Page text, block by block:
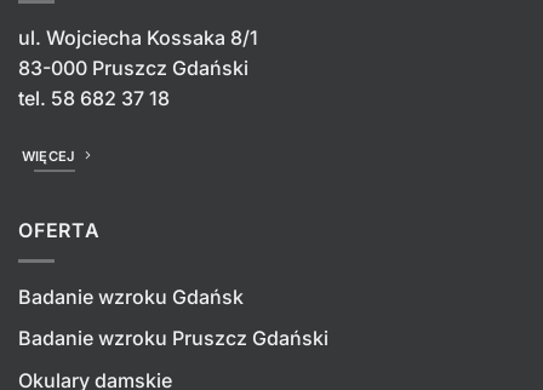
ul. Wojciecha Kossaka 8/1
83-000 Pruszcz Gdański
tel. 58 682 37 18
WIĘCEJ
OFERTA
Badanie wzroku Gdańsk
Badanie wzroku Pruszcz Gdański
Okulary damskie